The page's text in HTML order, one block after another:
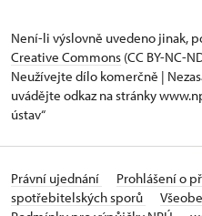
Není-li výslovně uvedeno jinak,
Creative Commons (CC BY-NC-
Neužívejte dílo komerčně |
uvádějte odkaz na stránky
ústav“
Právní ujednání Prohlášení o
spotřebitelských sporů